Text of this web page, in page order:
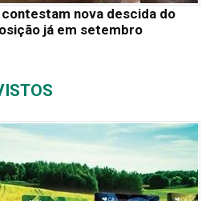
nova descida do
já em setembro